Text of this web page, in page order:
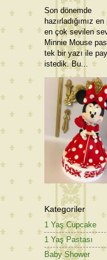
Son dönemde
hazırladığımız
en çok sevilen
Minnie Mouse
tek bir yazı ile
istedik. Bu...
Kategoriler
1 Yaş Cupcake
1 Yaş Pastası
Baby Shower